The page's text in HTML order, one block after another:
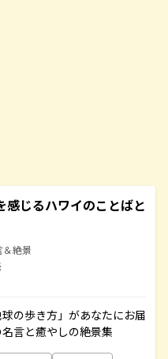
感じるハワイのことばと
＆絶景
の歩き方」があなたにお届
言と癒やしの絶景集